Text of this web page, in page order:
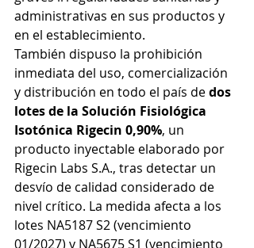
administrativas en sus productos y
en el establecimiento.
También dispuso la prohibición
inmediata del uso, comercialización
y distribución en todo el país de dos
lotes de la Solución Fisiológica
Isotónica Rigecin 0,90%, un
producto inyectable elaborado por
Rigecin Labs S.A., tras detectar un
desvío de calidad considerado de
nivel crítico. La medida afecta a los
lotes NA5187 S2 (vencimiento
01/2027) y NA5675 S1 (vencimiento